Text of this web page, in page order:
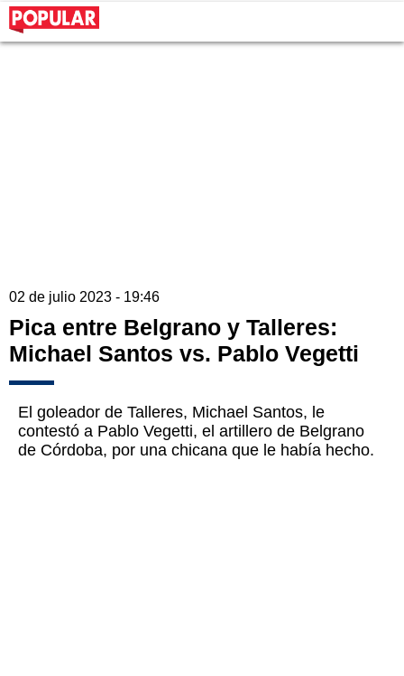
02 de julio 2023 - 19:46
Pica entre Belgrano y Talleres:
Michael Santos vs. Pablo Vegetti
El goleador de Talleres, Michael Santos, le
contestó a Pablo Vegetti, el artillero de Belgrano
de Córdoba, por una chicana que le había hecho.